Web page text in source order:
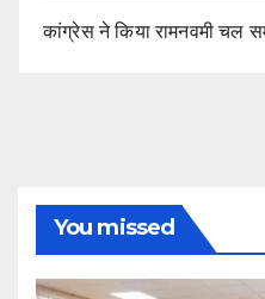
कांग्रेस ने किया रामनवमी चल
You missed